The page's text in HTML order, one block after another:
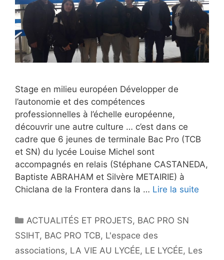
Stage en milieu européen Développer de
l’autonomie et des compétences
professionnelles à l’échelle européenne,
découvrir une autre culture … c’est dans ce
cadre que 6 jeunes de terminale Bac Pro (TCB
et SN) du lycée Louise Michel sont
accompagnés en relais (Stéphane CASTANEDA,
Baptiste ABRAHAM et Silvère METAIRIE) à
Chiclana de la Frontera dans la … Lire la suite
Catégories
ACTUALITÉS ET PROJETS, BAC PRO SN
SSIHT, BAC PRO TCB, L'espace des
associations, LA VIE AU LYCÉE, LE LYCÉE, Les